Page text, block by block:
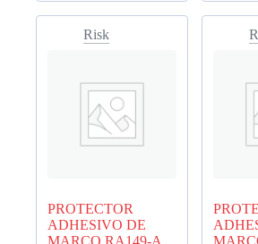
Risk
PROTECTOR
ADHESIVO DE
MARCO RA149-A